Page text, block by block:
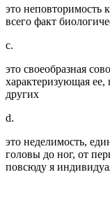
это неповторимость
всего факт
c.
это своеобразная
характеризующая ее,
других
d.
это неделимость,
головы до ног, от
повсюду я